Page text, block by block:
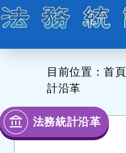
目前位置：首頁
計沿革
法務統計沿革